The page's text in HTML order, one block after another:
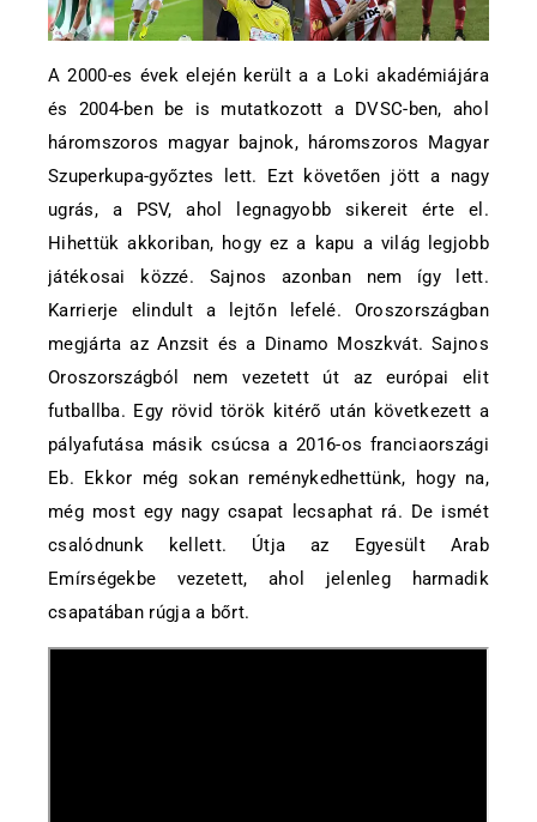
A 2000-es évek elején került a a Loki akadémiájára
és 2004-ben be is mutatkozott a DVSC-ben, ahol
háromszoros magyar bajnok, háromszoros Magyar
Szuperkupa-győztes lett. Ezt követően jött a nagy
ugrás, a PSV, ahol legnagyobb sikereit érte el.
Hihettük akkoriban, hogy ez a kapu a világ legjobb
játékosai közzé. Sajnos azonban nem így lett.
Karrierje elindult a lejtőn lefelé. Oroszországban
megjárta az Anzsit és a Dinamo Moszkvát. Sajnos
Oroszországból nem vezetett út az európai elit
futballba. Egy rövid török kitérő után következett a
pályafutása másik csúcsa a 2016-os franciaországi
Eb. Ekkor még sokan reménykedhettünk, hogy na,
még most egy nagy csapat lecsaphat rá. De ismét
csalódnunk kellett. Útja az Egyesült Arab
Emírségekbe vezetett, ahol jelenleg harmadik
csapatában rúgja a bőrt.